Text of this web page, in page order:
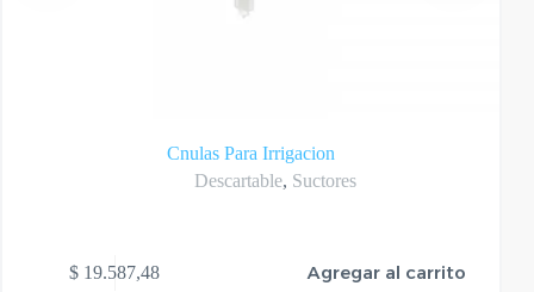
Cnulas Para Irrigacion
Descartable, Suctores
$ 19.587,48 Agregar al carrito